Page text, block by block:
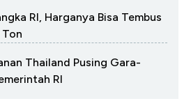
RI, Harganya Bisa Tembus
Ton
Thailand Pusing Gara-
RI